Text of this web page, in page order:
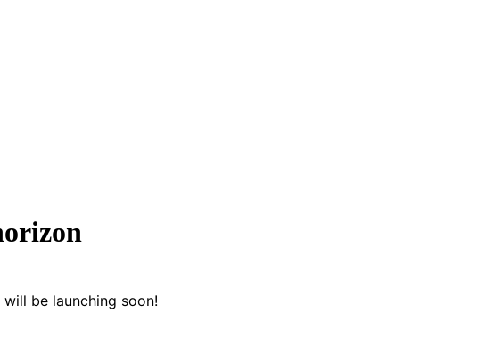
be launching soon!